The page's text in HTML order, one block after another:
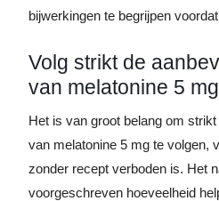
bijwerkingen te begrijpen
Volg strikt de
van melatonine 5 mg
Het is van groot belang om
van melatonine 5 mg te volgen,
zonder recept verboden is. Het
voorgeschreven hoeveelheid